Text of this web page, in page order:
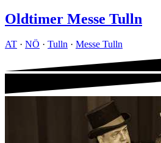
Oldtimer Messe Tulln
AT · NÖ · Tulln · Messe Tulln